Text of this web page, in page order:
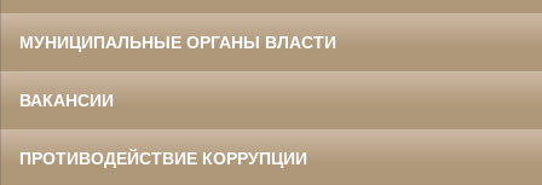
МУНИЦИПАЛЬНЫЕ ОРГАНЫ ВЛАСТИ
ВАКАНСИИ
ПРОТИВОДЕЙСТВИЕ КОРРУПЦИИ